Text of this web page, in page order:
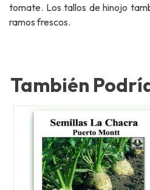
tomate. Los tallos de hinojo
ramos frescos.
También